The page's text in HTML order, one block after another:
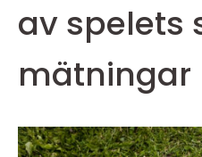
av spelets
mätningar